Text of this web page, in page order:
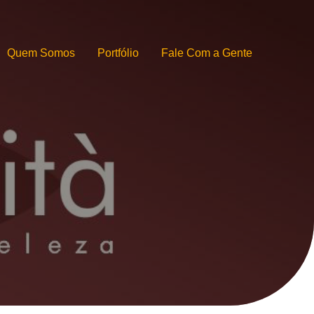
Quem Somos Portfólio Fale Com a Gente